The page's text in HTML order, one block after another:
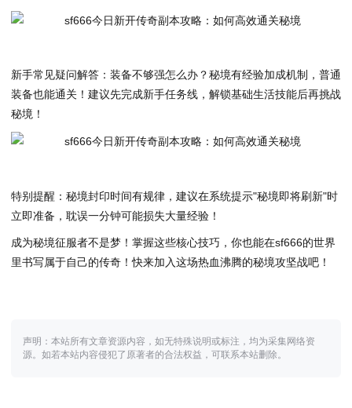
新手常见疑问解答：装备不够强怎么办？秘境有经验加成机制，普通
装备也能通关！建议先完成新手任务线，解锁基础生活技能后再挑战
秘境！
特别提醒：秘境封印时间有规律，建议在系统提示"秘境即将刷新"时
立即准备，耽误一分钟可能损失大量经验！
成为秘境征服者不是梦！掌握这些核心技巧，你也能在sf666的世界
里书写属于自己的传奇！快来加入这场热血沸腾的秘境攻坚战吧！
声明：本站所有文章资源内容，如无特殊说明或标注，均为采集网络资
源。如若本站内容侵犯了原著者的合法权益，可联系本站删除。